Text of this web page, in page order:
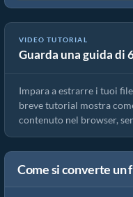
VIDEO TUTORIAL
Guarda una guida di
Come estrarre file online
Impara a estrarre i tuoi
breve tutorial mostra
contenuto nel browser,
Come si converte un